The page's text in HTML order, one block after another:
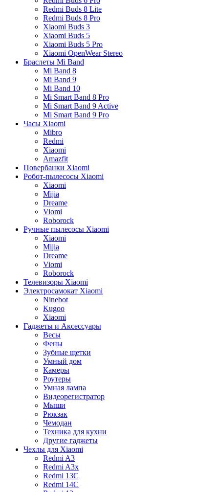
Redmi Buds 8 Lite
Redmi Buds 8 Pro
Xiaomi Buds 3
Xiaomi Buds 5
Xiaomi Buds 5 Pro
Xiaomi OpenWear Stereo
Браслеты Mi Band
Mi Band 8
Mi Band 9
Mi Band 10
Mi Smart Band 8 Pro
Mi Smart Band 9 Active
Mi Smart Band 9 Pro
Часы Xiaomi
Mibro
Redmi
Xiaomi
Amazfit
Повербанки Xiaomi
Робот-пылесосы Xiaomi
Xiaomi
Mijia
Dreame
Viomi
Roborock
Ручные пылесосы Xiaomi
Xiaomi
Mijia
Dreame
Viomi
Roborock
Телевизоры Xiaomi
Электросамокат Xiaomi
Ninebot
Kugoo
Xiaomi
Гаджеты и Аксессуары
Весы
Фены
Зубные щетки
Умный дом
Камеры
Роутеры
Умная лампа
Видеорегистратор
Мыши
Рюкзак
Чемодан
Техника для кухни
Другие гаджеты
Чехлы для Xiaomi
Redmi A3
Redmi A3x
Redmi 13C
Redmi 14C